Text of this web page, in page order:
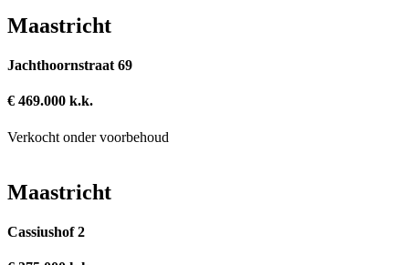
Maastricht
Jachthoornstraat 69
€ 469.000 k.k.
Verkocht onder voorbehoud
Maastricht
Cassiushof 2